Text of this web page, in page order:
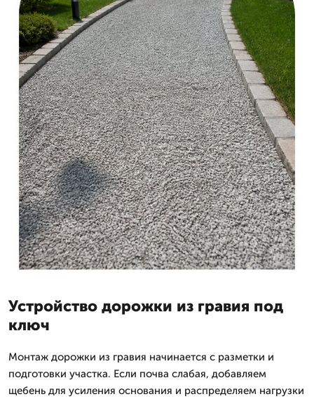
Устройство дорожки из гравия под
ключ
Монтаж дорожки из гравия начинается с разметки и
подготовки участка. Если почва слабая, добавляем
щебень для усиления основания и распределяем нагрузки